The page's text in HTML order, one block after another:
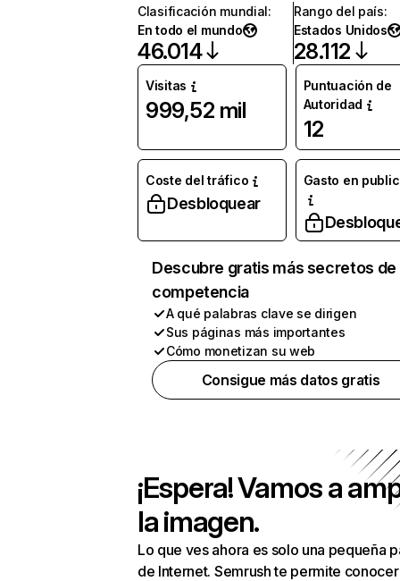
Clasificación mundial:
En todo el mundo
46.014
Rango del país:
Estados Unidos
28.112
Visitas
999,52 mil
Puntuación de
Autoridad
12
Coste del tráfico
Desbloquear
Gasto en
Descubre gratis más secretos de
competencia
A qué palabras clave se dirigen
Sus páginas más importantes
Cómo monetizan su web
Consigue más datos gratis
¡Espera! Vamos a
la imagen.
Lo que ves ahora es solo una pequeña
de Internet. Semrush te permite